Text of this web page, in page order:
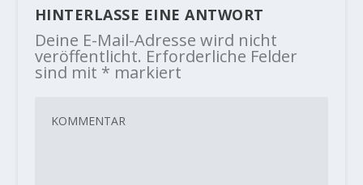
HINTERLASSE EINE ANTWORT
Deine E-Mail-Adresse wird nicht
veröffentlicht. Erforderliche Felder
sind mit * markiert